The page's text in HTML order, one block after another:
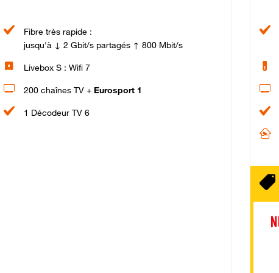
Fibre très rapide :
jusqu'à ↓ 2 Gbit/s partagés ↑ 800 Mbit/s
Livebox S : Wifi 7
200 chaînes TV + Eurosport 1
1 Décodeur TV 6